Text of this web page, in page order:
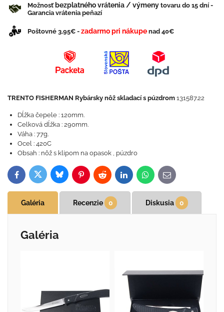
Možnosťbezplatného vrátenia / výmeny tovaru do 15 dní -
Garancia vrátenia peňazí
Poštovné 3,95€ - zadarmo pri nákupe nad 40€
TRENTO FISHERMAN Rybársky nôž skladací s púzdrom 131587.22
Dĺžka čepele : 120mm.
Celková dĺžka : 290mm.
Váha : 77g.
Ocel : 420C
Obsah : nôž s klipom na opasok , púzdro
FacebookTwitterBlueskyPinterestReddit LinkedInWhatsApp
E-
mail
Galéria Recenzie 0 Diskusia 0
Galéria